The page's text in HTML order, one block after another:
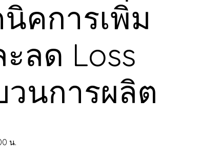
คการเพิ่ม
ะลด Loss
วนการผลิต
น.